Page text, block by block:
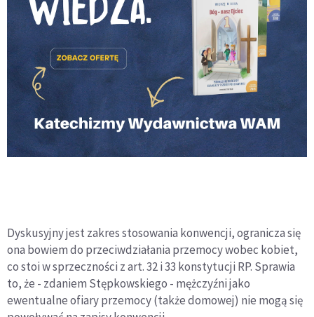
Dyskusyjny jest zakres stosowania konwencji, ogranicza się
ona bowiem do przeciwdziałania przemocy wobec kobiet,
co stoi w sprzeczności z art. 32 i 33 konstytucji RP. Sprawia
to, że - zdaniem Stępkowskiego - mężczyźni jako
ewentualne ofiary przemocy (także domowej) nie mogą się